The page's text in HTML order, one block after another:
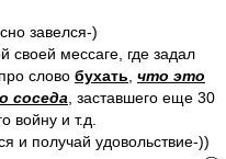
завелся-)
своей мессаге, где задал
слово бухать что это
соседа , заставшего еще 30
войну и т.д.
и получай удовольствие-))